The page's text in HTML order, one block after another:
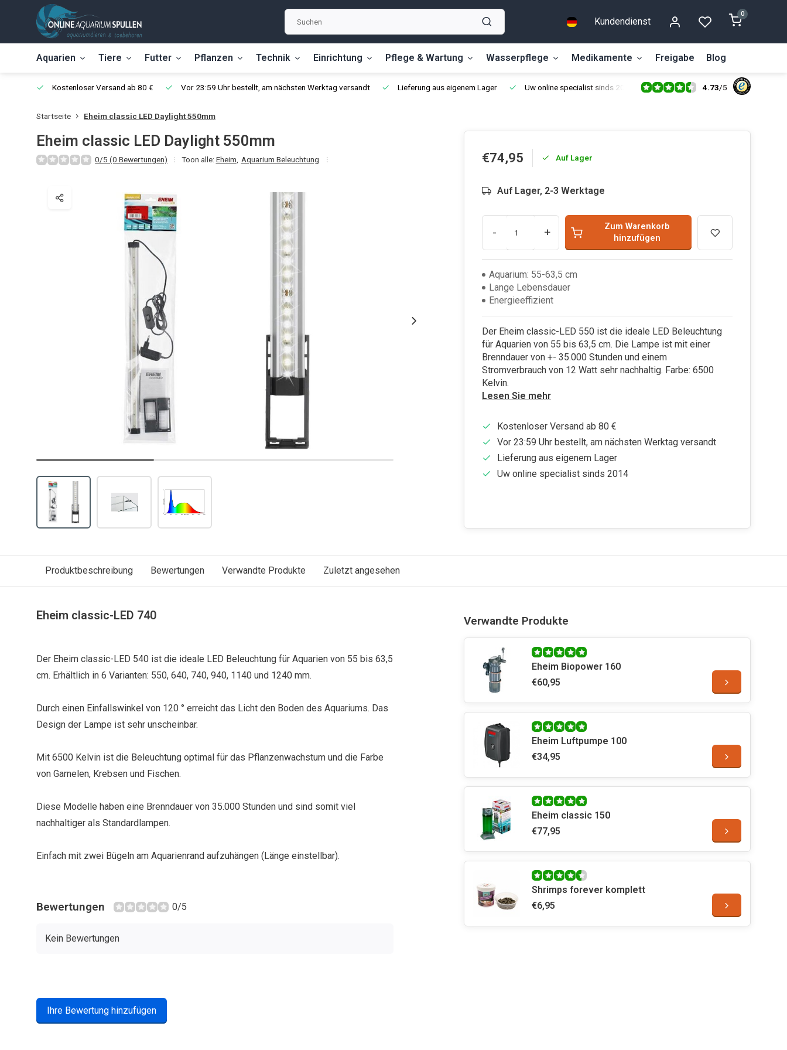
Kundendienst
0
Aquarien Tiere Futter Pflanzen Technik Einrichtung Pflege & Wartung Wasserpflege Medikamente Freigabe Blog
Kostenloser Versand ab 80 € Vor 23:59 Uhr bestellt, am nächsten Werktag versandt Lieferung aus eigenem Lager Uw online specialist sinds 2014 4.73/5
Startseite Eheim classic LED Daylight 550mm
Eheim classic LED Daylight 550mm
0/5 (0 Bewertungen) Toon alle: Eheim Aquarium Beleuchtung €74,95 Auf Lager
Auf Lager, 2-3 Werktage
- +
Zum Warenkorb
hinzufügen
Aquarium: 55-63,5 cm
Lange Lebensdauer
Energieeffizient
Der Eheim classic-LED 550 ist die ideale LED Beleuchtung
für Aquarien von 55 bis 63,5 cm. Die Lampe ist mit einer
Brenndauer von +- 35.000 Stunden und einem
Stromverbrauch von 12 Watt sehr nachhaltig. Farbe: 6500
Kelvin.
Lesen Sie mehr
Kostenloser Versand ab 80 €
Vor 23:59 Uhr bestellt, am nächsten Werktag versandt
Lieferung aus eigenem Lager
Uw online specialist sinds 2014
Produktbeschreibung Bewertungen Verwandte Produkte Zuletzt angesehen
Eheim classic-LED 740
Der Eheim classic-LED 540 ist die ideale LED Beleuchtung für Aquarien von 55 bis 63,5
cm. Erhältlich in 6 Varianten: 550, 640, 740, 940, 1140 und 1240 mm.
Durch einen Einfallswinkel von 120 ° erreicht das Licht den Boden des Aquariums. Das
Design der Lampe ist sehr unscheinbar.
Mit 6500 Kelvin ist die Beleuchtung optimal für das Pflanzenwachstum und die Farbe
von Garnelen, Krebsen und Fischen.
Diese Modelle haben eine Brenndauer von 35.000 Stunden und sind somit viel
nachhaltiger als Standardlampen.
Einfach mit zwei Bügeln am Aquarienrand aufzuhängen (Länge einstellbar).
Bewertungen 0/5
Kein Bewertungen
Ihre Bewertung hinzufügen
Verwandte Produkte
Eheim Biopower 160
€60,95
Eheim Luftpumpe 100
€34,95
Eheim classic 150
€77,95
Shrimps forever komplett
€6,95